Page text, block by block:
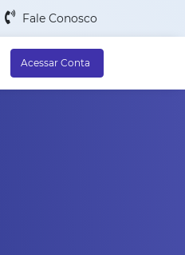
Fale Conosco
Acessar Conta